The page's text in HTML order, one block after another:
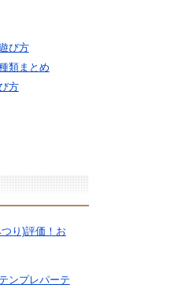
び方
類まとめ
方
り)評価！お
ンプレパーテ